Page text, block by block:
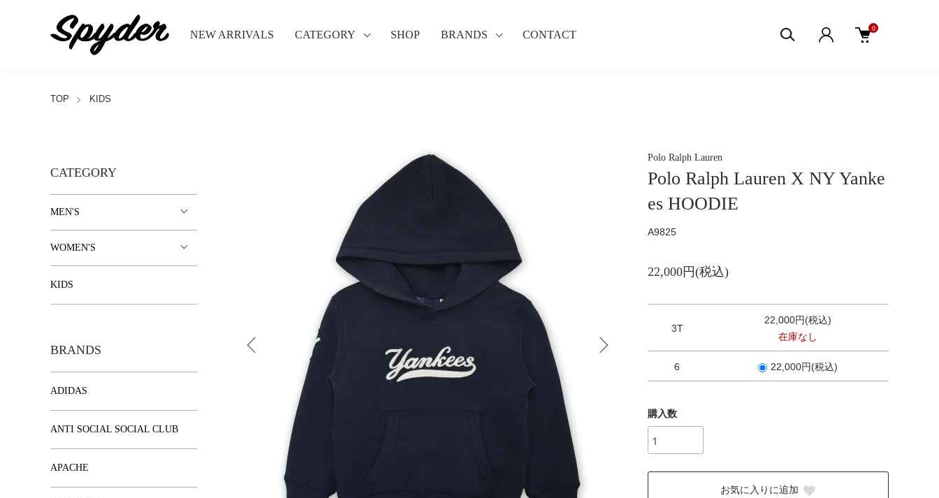
NEW ARRIVALS CATEGORY SHOP BRANDS CONTACT
0
TOP KIDS
Polo Ralph Lauren
Polo Ralph Lauren X NY Yanke
es HOODIE
A9825
22,000円(税込)
3T
22,000円(税込)
在庫なし
6 22,000円(税込)
購入数
お気に入りに追加
CATEGORY
MEN'S
WOMEN'S
KIDS
BRANDS
ADIDAS
ANTI SOCIAL SOCIAL CLUB
APACHE